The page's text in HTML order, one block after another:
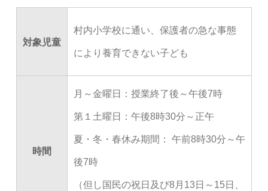
対象児童
村内小学校に通い、保護者の急な事態
により養育できない子ども
時間
月～金曜日：授業終了後～午後7時
第１土曜日：午後8時30分～正午
夏・冬・春休み期間： 午前8時30分～午
後7時
（但し国民の祝日及び8月13日～15日、